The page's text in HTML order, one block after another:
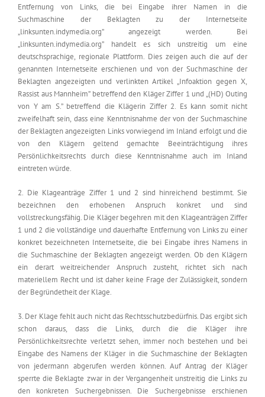
Entfernung von Links, die bei Eingabe ihrer Namen in die
Suchmaschine der Beklagten zu der Internetseite
„linksunten.indymedia.org” angezeigt werden. Bei
„linksunten.indymedia.org” handelt es sich unstreitig um eine
deutschsprachige, regionale Plattform. Dies zeigen auch die auf der
genannten Internetseite erschienen und von der Suchmaschine der
Beklagten angezeigten und verlinkten Artikel „Infoaktion gegen X,
Rassist aus Mannheim” betreffend den Kläger Ziffer 1 und „(HD) Outing
von Y am S.” betreffend die Klägerin Ziffer 2. Es kann somit nicht
zweifelhaft sein, dass eine Kenntnisnahme der von der Suchmaschine
der Beklagten angezeigten Links vorwiegend im Inland erfolgt und die
von den Klägern geltend gemachte Beeinträchtigung ihres
Persönlichkeitsrechts durch diese Kenntnisnahme auch im Inland
eintreten würde.
2. Die Klageanträge Ziffer 1 und 2 sind hinreichend bestimmt. Sie
bezeichnen den erhobenen Anspruch konkret und sind
vollstreckungsfähig. Die Kläger begehren mit den Klageanträgen Ziffer
1 und 2 die vollständige und dauerhafte Entfernung von Links zu einer
konkret bezeichneten Internetseite, die bei Eingabe ihres Namens in
die Suchmaschine der Beklagten angezeigt werden. Ob den Klägern
ein derart weitreichender Anspruch zusteht, richtet sich nach
materiellem Recht und ist daher keine Frage der Zulässigkeit, sondern
der Begründetheit der Klage.
3. Der Klage fehlt auch nicht das Rechtsschutzbedürfnis. Das ergibt sich
schon daraus, dass die Links, durch die die Kläger ihre
Persönlichkeitsrechte verletzt sehen, immer noch bestehen und bei
Eingabe des Namens der Kläger in die Suchmaschine der Beklagten
von jedermann abgerufen werden können. Auf Antrag der Kläger
sperrte die Beklagte zwar in der Vergangenheit unstreitig die Links zu
den konkreten Suchergebnissen. Die Suchergebnisse erschienen